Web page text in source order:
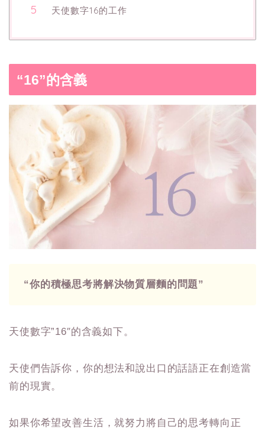
天使數字16的工作
“16”的含義
“你的積極思考將解決物質層麵的問題”
天使數字”16″的含義如下。
天使們告訴你，你的想法和說出口的話語正在創造當
前的現實。
如果你希望改善生活，就努力將自己的思考轉向正